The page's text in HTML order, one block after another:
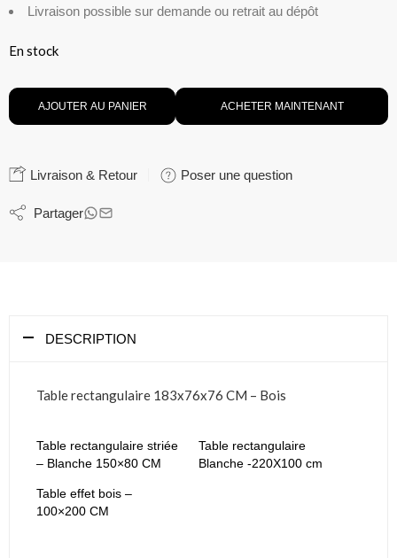
Livraison possible sur demande ou retrait au dépôt
En stock
AJOUTER AU PANIER ACHETER MAINTENANT
Livraison & Retour Poser une question
Partager
DESCRIPTION
Table rectangulaire 183x76x76 CM – Bois
Table rectangulaire striée
– Blanche 150×80 CM
Table rectangulaire
Blanche -220X100 cm
Table effet bois –
100×200 CM